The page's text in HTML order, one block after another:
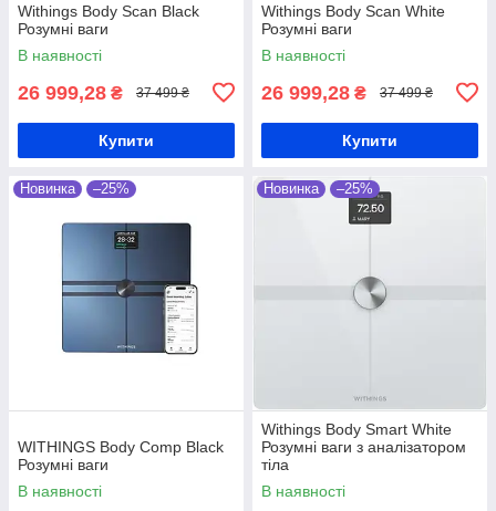
Withings Body Scan Black
Розумні ваги
В наявності
26 999,28 ₴ 37 499 ₴
Купити
Withings Body Scan White
Розумні ваги
В наявності
26 999,28 ₴ 37 499 ₴
Купити
Новинка –25%
WITHINGS Body Comp Black
Розумні ваги
В наявності
Новинка –25%
Withings Body Smart White
Розумні ваги з аналізатором
тіла
В наявності